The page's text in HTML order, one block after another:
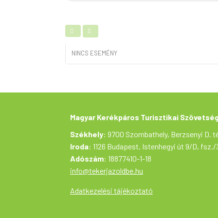
NINCS ESEMÉNY
Magyar Kerékpáros Turisztikai
Székhely: 9700 Szombathely, Berzsenyi D.
Iroda: 1126 Budapest, Istenhegyi út 9/D, fsz./
Adószám: 18877410-1-18
info@tekerjazoldbe.hu
Adatkezelési tájékoztató